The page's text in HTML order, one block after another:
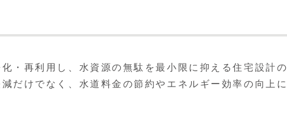
・再利用し、水資源の無駄を最小限に抑える住宅設計の
だけでなく、水道料金の節約やエネルギー効率の向上に